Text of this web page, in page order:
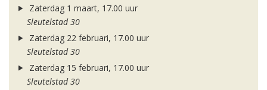
Zaterdag 1 maart, 17.00 uur
Sleutelstad 30
Zaterdag 22 februari, 17.00 uur
Sleutelstad 30
Zaterdag 15 februari, 17.00 uur
Sleutelstad 30